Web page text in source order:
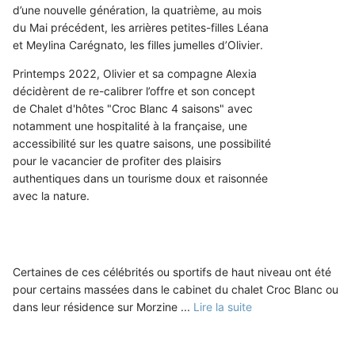
d’une nouvelle génération, la quatrième, au mois
du Mai précédent, les arrières petites-filles Léana
et Meylina Carégnato, les filles jumelles d’Olivier.
Printemps 2022, Olivier et sa compagne Alexia
décidèrent de re-calibrer l’offre et son concept
de Chalet d'hôtes "Croc Blanc 4 saisons" avec
notamment une hospitalité à la française, une
accessibilité sur les quatre saisons, une possibilité
pour le vacancier de profiter des plaisirs
authentiques dans un tourisme doux et raisonnée
avec la nature.
Certaines de ces célébrités ou sportifs de haut niveau ont été
pour certains massées dans le cabinet du chalet Croc Blanc ou
dans leur résidence sur Morzine ... Lire la suite